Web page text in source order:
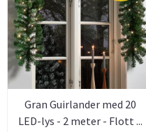
Gran Guirlander med 20
LED-lys - 2 meter - Flott ...